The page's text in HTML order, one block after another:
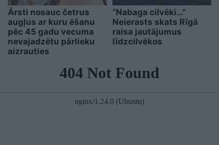
Ārsti nosauc četrus
augļus ar kuru ēšanu
pēc 45 gadu vecuma
nevajadzētu pārlieku
aizrauties
“Nabaga cilvēki…”
Neierasts skats Rīgā
raisa jautājumus
līdzcilvēkos